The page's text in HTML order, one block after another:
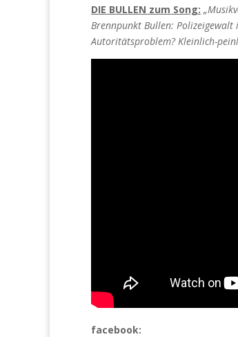
DIE BULLEN zum Song:
Brennpunkt Bullen:
Autoritätsproblem? Kleinlich-
facebook: